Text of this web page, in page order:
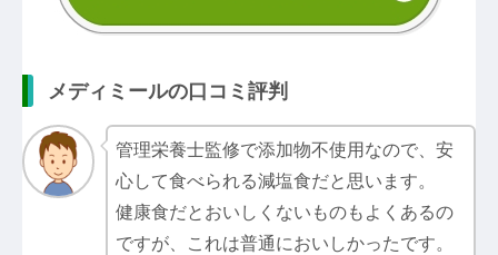
メディミールの口コミ評判
管理栄養士監修で添加物不使用なので、安
心して食べられる減塩食だと思います。
健康食だとおいしくないものもよくあるの
ですが、これは普通においしかったです。